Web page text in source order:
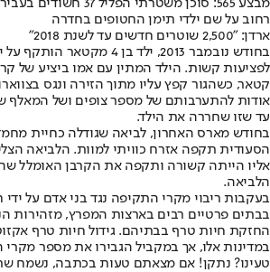
מבצע 565: סוכן משטרתי הפליל 37 חשודים בעבירות נשק וסמים
רחוב על שם ילדי תימן החטופים בחדרה
ארדן: "2,500 שוטרים חדשים עד לשנת 2018
"
בחודש נובמבר 2013, ילד בן 4
לפציעות קשות. הילד המתין עם אמו ביציע של
קטאר, כשהגור קפץ עליו מתוך הזירה ונגס
אודות להתערבותם של מספר צופים ושל המאלף
עד שזו שחררה את הילד.
בחודש מארס האחרון, לביאה שגודלה כחיית
הסעודית תקפה אזרח כוויתי למוות. הלביאה
אליו הייתה קשורה ותקפה את הקרבן האומלל
הלביאה.
בעקבות ריבוי מקרי התקיפה נגד בני אדם על
בבתים פרטיים רבים בארצות המפרץ, מזהירות
החזקת חיות טרף בבתיהם. גידול חיות טרף
במדינות אלו, אך במקביל הגבירו את מספר מקרי
טעינו? נתקן! אם מצאתם טעות בכתבה, נשמח